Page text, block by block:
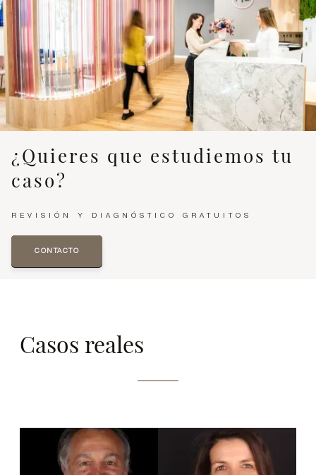
¿Quieres que estudiemos tu
caso?
REVISIÓN Y DIAGNÓSTICO GRATUITOS
CONTACTO
Casos reales